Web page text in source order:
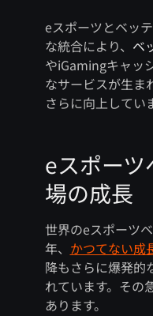
eスポーツとベッ
な統合により、 ベ
やiGamingキャッ
なサービスが生ま
さらに向上してい
eスポーツ
場の成長
世界のeスポーツ
年、 かつてない成
降もさらに爆発的
れています。その
あります。